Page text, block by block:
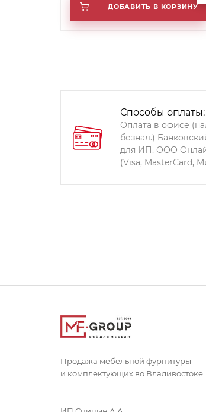
ДОБАВИТЬ В КОРЗИНУ
Способы оплаты:
Оплата в офисе
безнал.)
для ИП, ООО
(Visa, MasterCard,
Продажа мебельной фурнитуры
и комплектующих во Владивостоке